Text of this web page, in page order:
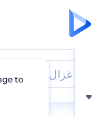
language to